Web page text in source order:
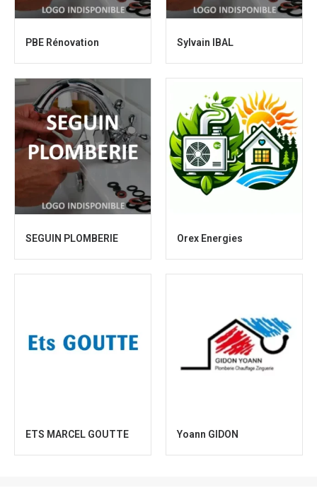
PBE Rénovation Sylvain IBAL
SEGUIN PLOMBERIE Orex Energies
ETS MARCEL GOUTTE Yoann GIDON